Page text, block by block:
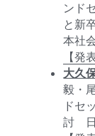
ンド
と新
本社
【発
大久
毅・
ドセ
討　